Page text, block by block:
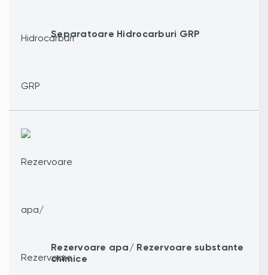
Separatoare Hidrocarburi GRP
Rezervoare apa/ Rezervoare substante
chimice